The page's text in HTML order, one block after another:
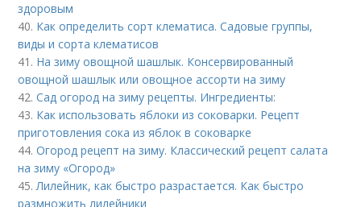
здоровым
40. Как определить сорт клематиса. Садовые группы,
виды и сорта клематисов
41. На зиму овощной шашлык. Консервированный
овощной шашлык или овощное ассорти на зиму
42.Сад огород на зиму рецепты. Ингредиенты:
43. Как использовать яблоки из соковарки. Рецепт
приготовления сока из яблок в соковарке
44.Огород рецепт на зиму. Классический рецепт салата
на зиму «Огород»
45.Лилейник, как быстро разрастается. Как быстро
размножить лилейники